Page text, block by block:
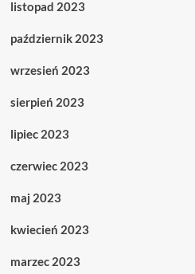
listopad 2023
październik 2023
wrzesień 2023
sierpień 2023
lipiec 2023
czerwiec 2023
maj 2023
kwiecień 2023
marzec 2023